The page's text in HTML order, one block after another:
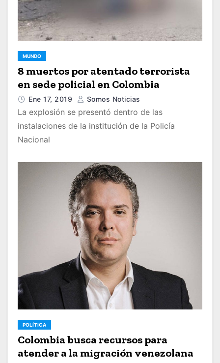
MUNDO
8 muertos por atentado terrorista
en sede policial en Colombia
Ene 17, 2019 Somos Noticias
La explosión se presentó dentro de las
instalaciones de la institución de la Policía
Nacional
POLÍTICA
Colombia busca recursos para
atender a la migración venezolana